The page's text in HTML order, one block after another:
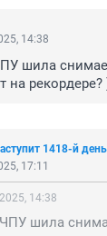
14:38
шила
на рекордере?
1418-й
17:11
14:38